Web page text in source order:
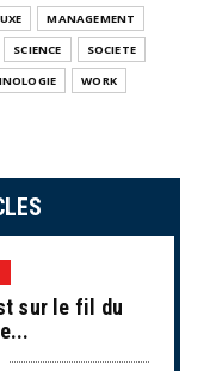
MANAGEMENT
SCIENCE
SOCIETE
WORK
sur le fil du